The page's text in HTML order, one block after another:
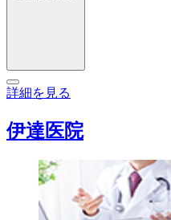
詳細を見る
伊達医院